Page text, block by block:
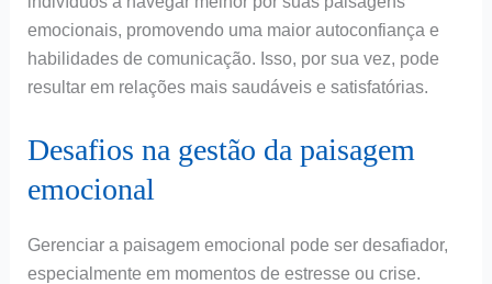
emocionais, promovendo uma maior autoconfiança e
habilidades de comunicação. Isso, por sua vez, pode
resultar em relações mais saudáveis e satisfatórias.
Desafios na gestão da paisagem
emocional
Gerenciar a paisagem emocional pode ser desafiador,
especialmente em momentos de estresse ou crise.